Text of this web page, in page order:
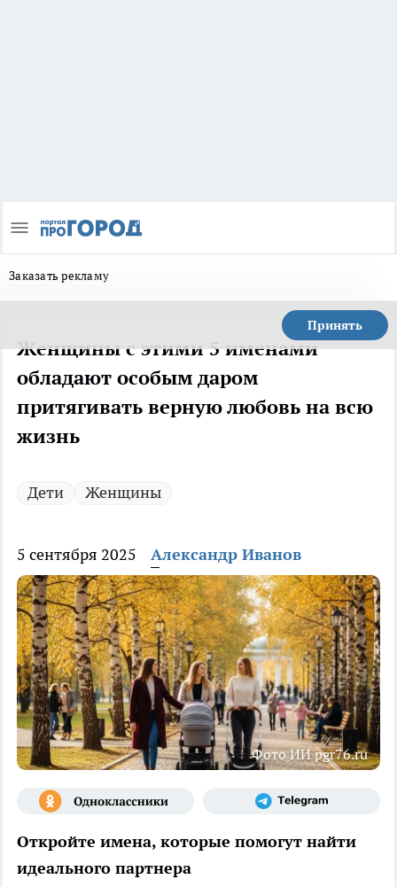
Заказать рекламу
Принять
Женщины с этими 5 именами
обладают особым даром
притягивать верную любовь на всю
жизнь
Дети Женщины
5 сентября 2025 Александр Иванов
Фото ИИ pgr76.ru
Откройте имена, которые помогут найти
идеального партнера